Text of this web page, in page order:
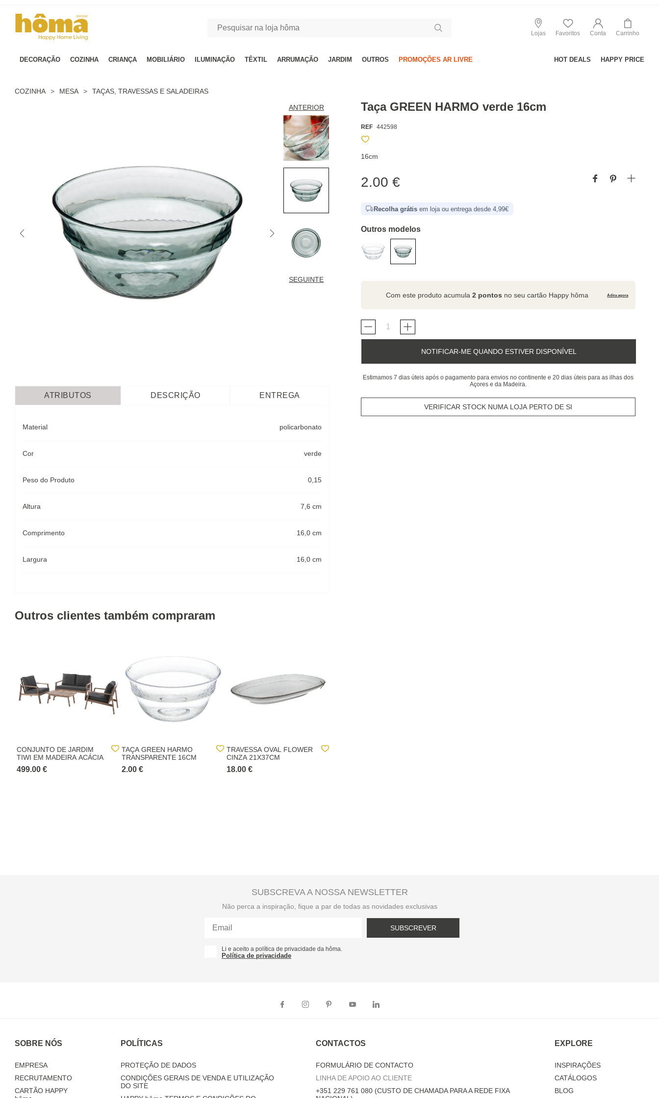
Lojas Favoritos Conta Carrinho
DECORAÇÃO COZINHA CRIANÇA MOBILIÁRIO ILUMINAÇÃO TÊXTIL ARRUMAÇÃO JARDIM OUTROS PROMOÇÕES AR LIVRE HOT DEALS HAPPY PRICE
COZINHA > MESA > TAÇAS, TRAVESSAS E SALADEIRAS
ANTERIOR
SEGUINTE
Taça GREEN HARMO verde 16cm
REF 442598
16cm
2.00 €
Recolha grátis em loja ou entrega desde 4,99€
Outros modelos
Com este produto acumula2 pontos no seu cartão Happy hôma Adira agora
NOTIFICAR-ME QUANDO ESTIVER DISPONÍVEL
Estimamos 7 dias úteis após o pagamento para envios no continente e 20 dias úteis para as ilhas dos
Açores e da Madeira.
VERIFICAR STOCK NUMA LOJA PERTO DE SI
ATRIBUTOS DESCRIÇÃO ENTREGA
Material policarbonato
Cor verde
Peso do Produto 0,15
Altura 7,6 cm
Comprimento 16,0 cm
Largura 16,0 cm
Outros clientes também compraram
CONJUNTO DE JARDIM
TIWI EM MADEIRA ACÁCIA
499.00 €
TAÇA GREEN HARMO
TRANSPARENTE 16CM
2.00 €
TRAVESSA OVAL FLOWER
CINZA 21X37CM
18.00 €
SUBSCREVA A NOSSA NEWSLETTER
Não perca a inspiração, fique a par de todas as novidades exclusivas
SUBSCREVER
Li e aceito a política de privacidade da hôma.
Política de privacidade
SOBRE NÓS
EMPRESA
RECRUTAMENTO
CARTÃO HAPPY
POLÍTICAS
PROTEÇÃO DE DADOS
CONDIÇÕES GERAIS DE VENDA E UTILIZAÇÃO
DO SITE
CONTACTOS
FORMULÁRIO DE CONTACTO
LINHA DE APOIO AO CLIENTE
+351 229 761 080 (CUSTO DE CHAMADA PARA A REDE FIXA
EXPLORE
INSPIRAÇÕES
CATÁLOGOS
BLOG